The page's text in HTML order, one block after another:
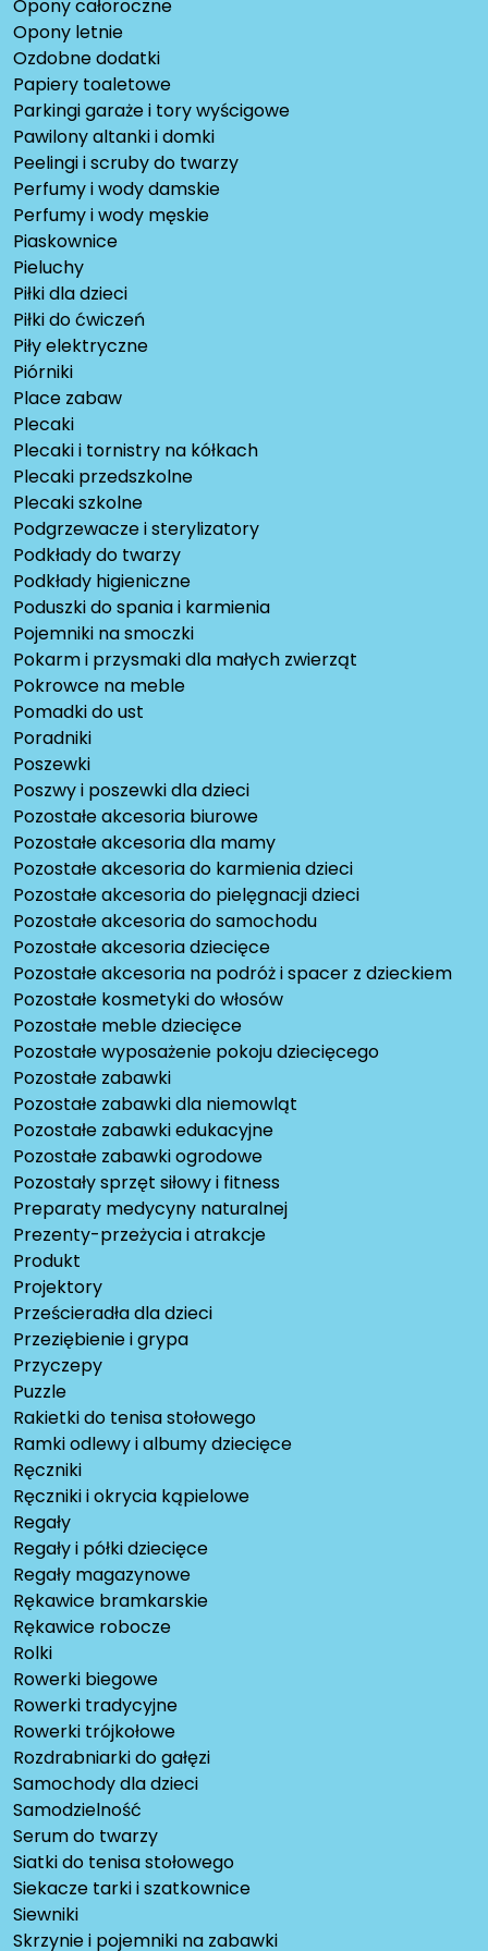
Opony całoroczne
Opony letnie
Ozdobne dodatki
Papiery toaletowe
Parkingi garaże i tory wyścigowe
Pawilony altanki i domki
Peelingi i scruby do twarzy
Perfumy i wody damskie
Perfumy i wody męskie
Piaskownice
Pieluchy
Piłki dla dzieci
Piłki do ćwiczeń
Piły elektryczne
Piórniki
Place zabaw
Plecaki
Plecaki i tornistry na kółkach
Plecaki przedszkolne
Plecaki szkolne
Podgrzewacze i sterylizatory
Podkłady do twarzy
Podkłady higieniczne
Poduszki do spania i karmienia
Pojemniki na smoczki
Pokarm i przysmaki dla małych zwierząt
Pokrowce na meble
Pomadki do ust
Poradniki
Poszewki
Poszwy i poszewki dla dzieci
Pozostałe akcesoria biurowe
Pozostałe akcesoria dla mamy
Pozostałe akcesoria do karmienia dzieci
Pozostałe akcesoria do pielęgnacji dzieci
Pozostałe akcesoria do samochodu
Pozostałe akcesoria dziecięce
Pozostałe akcesoria na podróż i spacer z dzieckiem
Pozostałe kosmetyki do włosów
Pozostałe meble dziecięce
Pozostałe wyposażenie pokoju dziecięcego
Pozostałe zabawki
Pozostałe zabawki dla niemowląt
Pozostałe zabawki edukacyjne
Pozostałe zabawki ogrodowe
Pozostały sprzęt siłowy i fitness
Preparaty medycyny naturalnej
Prezenty-przeżycia i atrakcje
Produkt
Projektory
Prześcieradła dla dzieci
Przeziębienie i grypa
Przyczepy
Puzzle
Rakietki do tenisa stołowego
Ramki odlewy i albumy dziecięce
Ręczniki
Ręczniki i okrycia kąpielowe
Regały
Regały i półki dziecięce
Regały magazynowe
Rękawice bramkarskie
Rękawice robocze
Rolki
Rowerki biegowe
Rowerki tradycyjne
Rowerki trójkołowe
Rozdrabniarki do gałęzi
Samochody dla dzieci
Samodzielność
Serum do twarzy
Siatki do tenisa stołowego
Siekacze tarki i szatkownice
Siewniki
Skrzynie i pojemniki na zabawki